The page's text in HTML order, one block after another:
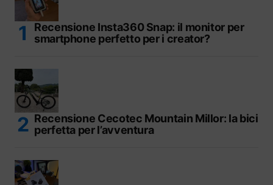
Recensione Insta360 Snap: il monitor per
smartphone perfetto per i creator?
Recensione Cecotec Mountain Millor: la bici
perfetta per l’avventura